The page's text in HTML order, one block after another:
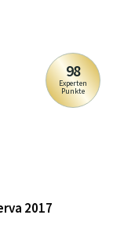
98
Experten
Punkte
2017